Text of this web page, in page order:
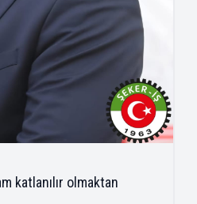
katlanılır olmaktan